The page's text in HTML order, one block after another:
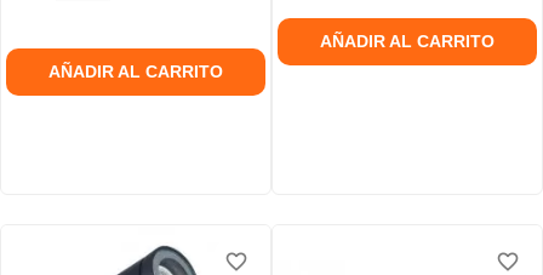
AÑADIR AL CARRITO
AÑADIR AL CARRITO
favorite_border
favorite_border favorite_border
favorite_border